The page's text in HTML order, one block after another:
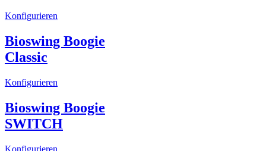
Konfigurieren
Bioswing Boogie
Classic
Konfigurieren
Bioswing Boogie
SWITCH
Konfigurieren